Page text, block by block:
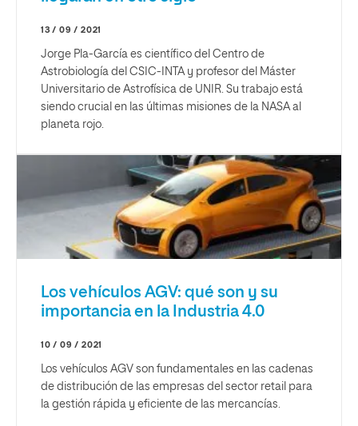
13 / 09 / 2021
Jorge Pla-García es científico del Centro de
Astrobiología del CSIC-INTA y profesor del Máster
Universitario de Astrofísica de UNIR. Su trabajo está
siendo crucial en las últimas misiones de la NASA al
planeta rojo.
Los vehículos AGV: qué son y su
importancia en la Industria 4.0
10 / 09 / 2021
Los vehículos AGV son fundamentales en las cadenas
de distribución de las empresas del sector retail para
la gestión rápida y eficiente de las mercancías.